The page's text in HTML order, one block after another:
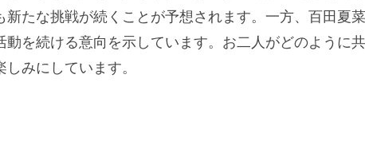
たな挑戦が続くことが予想されます。一方、百田夏
を続ける意向を示しています。お二人がどのように
みにしています。